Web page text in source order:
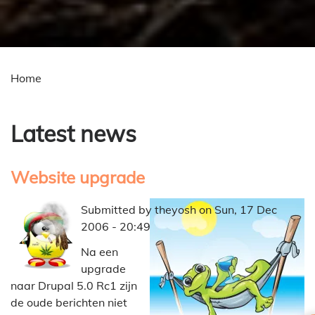
Home
Latest news
Website upgrade
Submitted by theyoshonSun, 17 Dec
2006 - 20:49
Na een
upgrade
naar Drupal 5.0 Rc1 zijn
de oude berichten niet